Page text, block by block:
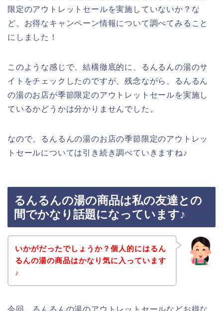
限定のアウトレットセールを実施していないか？な
ど、お得なキャンペーン情報について調べてみること
にしました！
このような感じで、結構徹底的に、るんるんの湯のサ
イトをチェックしたのですが、残念ながら、るんるん
の湯のお店が季節限定のアウトレットセールを実施し
ているかどうかは分かりませんでした。
なので、るんるんの湯のお店の季節限定のアウトレッ
トセールについては引き続き調べていきますね♪
るんるんの湯の商品は私の友達との
間でかなり話題になっています♪
いかがだったでしょうか？個人的にはるん
るんの湯の商品はかなり気に入っています
♪
今回、るんるんの湯のアウトレットセールなどお得な